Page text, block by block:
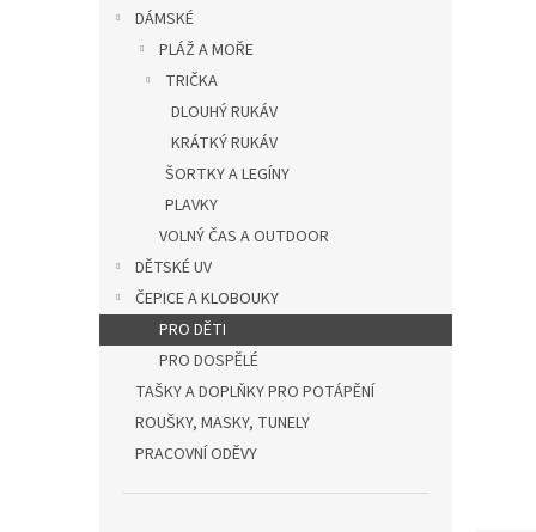
DÁMSKÉ
PLÁŽ A MOŘE
TRIČKA
DLOUHÝ RUKÁV
KRÁTKÝ RUKÁV
ŠORTKY A LEGÍNY
PLAVKY
VOLNÝ ČAS A OUTDOOR
DĚTSKÉ UV
ČEPICE A KLOBOUKY
PRO DĚTI
PRO DOSPĚLÉ
TAŠKY A DOPLŇKY PRO POTÁPĚNÍ
ROUŠKY, MASKY, TUNELY
PRACOVNÍ ODĚVY